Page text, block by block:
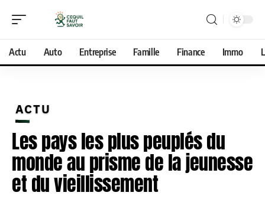
Actu Auto Entreprise Famille Finance Immo
ACTU
Les pays les plus peuplés du
monde au prisme de la jeunesse
et du vieillissement